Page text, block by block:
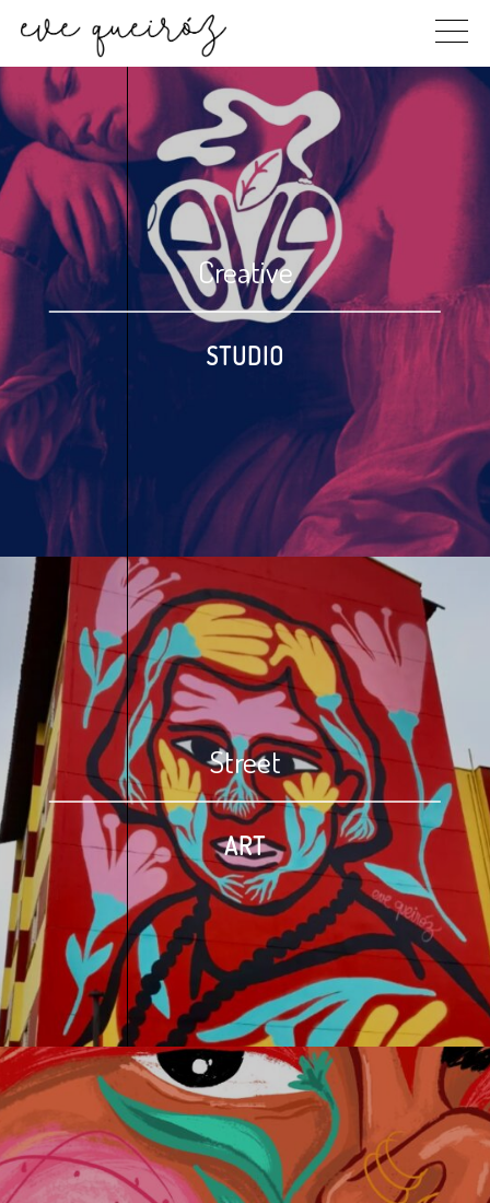
content
Creative
STUDIO
Street
ART